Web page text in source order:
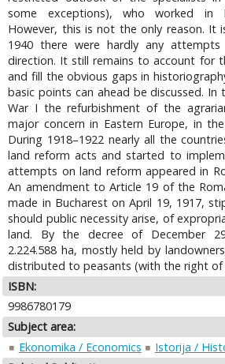
some exceptions), who worked in
However, this is not the only reason. It
1940 there were hardly any
direction. It still remains to account for
and fill the obvious gaps in
basic points can ahead be discussed.
War I the refurbishment of the
major concern in Eastern Europe, in
During 1918–1922 nearly all the
land reform acts and started to
attempts on land reform appeared in
An amendment to Article 19 of the
made in Bucharest on April 19, 1917,
should public necessity arise, of
land. By the decree of December
2.224.588 ha, mostly held by
distributed to peasants (with the right of
ISBN:
9986780179
Subject area:
Ekonomika / Economics
Istorija /